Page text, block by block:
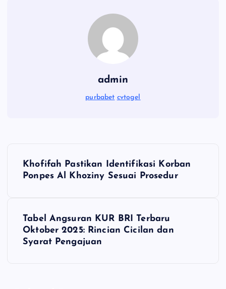
admin
purbabet cvtogel
Khofifah Pastikan Identifikasi Korban
Ponpes Al Khoziny Sesuai Prosedur
Tabel Angsuran KUR BRI Terbaru
Oktober 2025: Rincian Cicilan dan
Syarat Pengajuan